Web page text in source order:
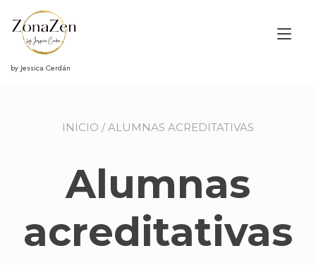
contenido
by Jessica Cerdán
INICIO / ALUMNAS ACREDITATIVAS
Alumnas
acreditativas